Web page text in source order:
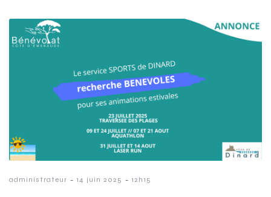
administrateur - 14 juin 2025 - 12h15